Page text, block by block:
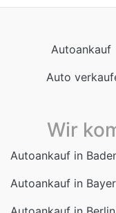
Wir
Autoankauf in
Autoankauf in Berlin